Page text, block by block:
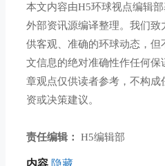
本文内容由H5环球视点编辑
外部资讯源编译整理。我们致
供客观、准确的环球动态，但
文信息的绝对准确性作任何保
章观点仅供读者参考，不构成
资或决策建议。
责任编辑： H5编辑部
内容 隐藏